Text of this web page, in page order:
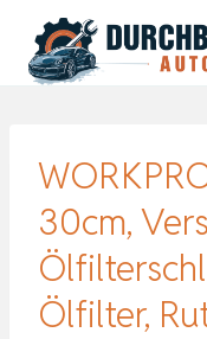
Inhalt
springen
30cm,
Ölfilter,